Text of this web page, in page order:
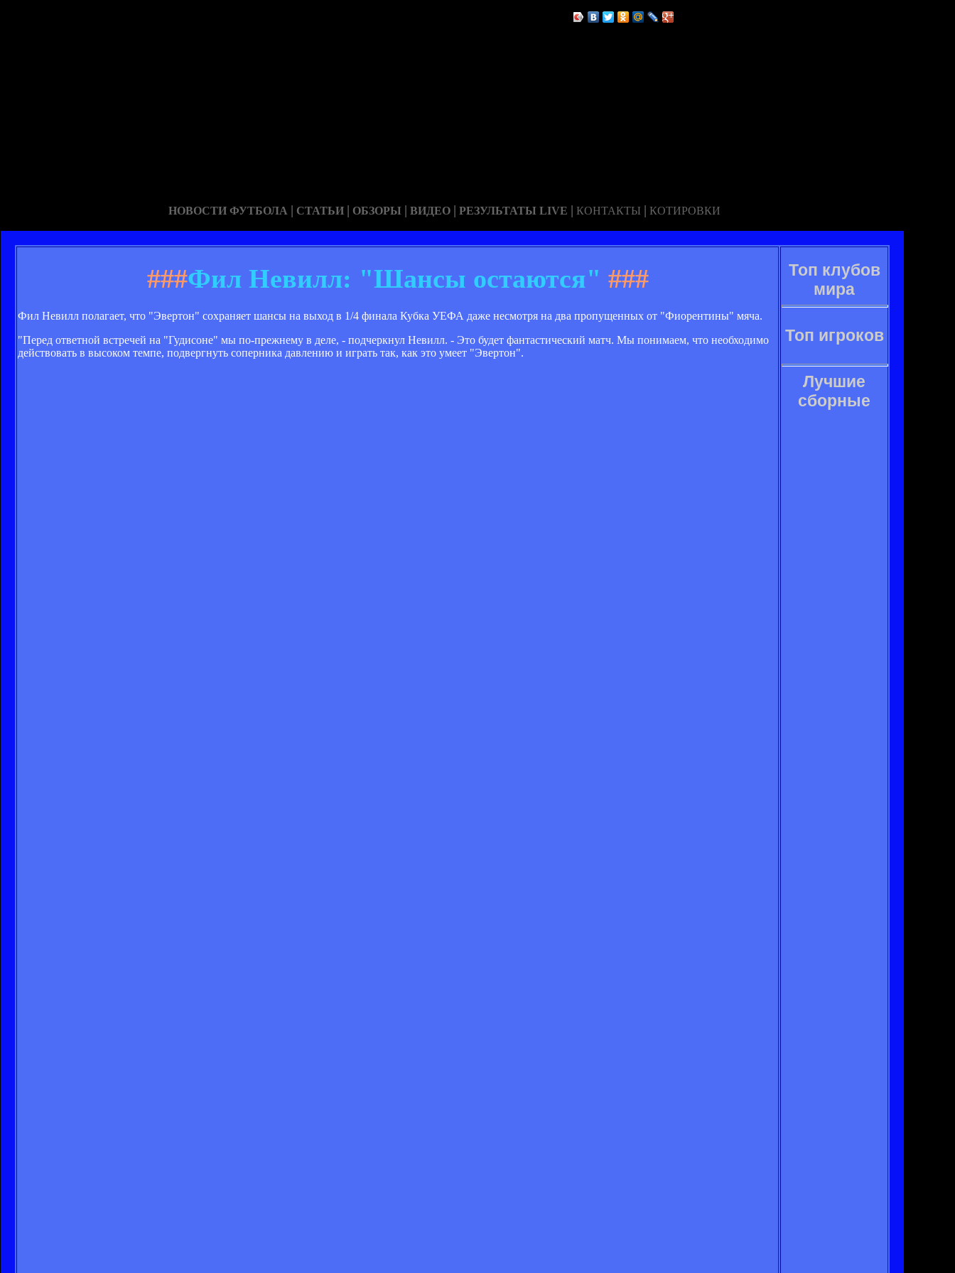
НОВОСТИ ФУТБОЛА | СТАТЬИ | ОБЗОРЫ | ВИДЕО | РЕЗУЛЬТАТЫ LIVE | КОНТАКТЫ | КОТИРОВКИ
###Фил Невилл: "Шансы остаются" ###
Фил Невилл полагает, что "Эвертон" сохраняет шансы на выход в 1/4 финала Кубка УЕФА даже несмотря на два пропущенных от "Фиорентины" мяча.
"Перед ответной встречей на "Гудисоне" мы по-прежнему в деле, - подчеркнул Невилл. - Это будет фантастический матч. Мы понимаем, что необходимо
действовать в высоком темпе, подвергнуть соперника давлению и играть так, как это умеет "Эвертон".
Топ клубов
мира
Топ игроков
Лучшие
сборные